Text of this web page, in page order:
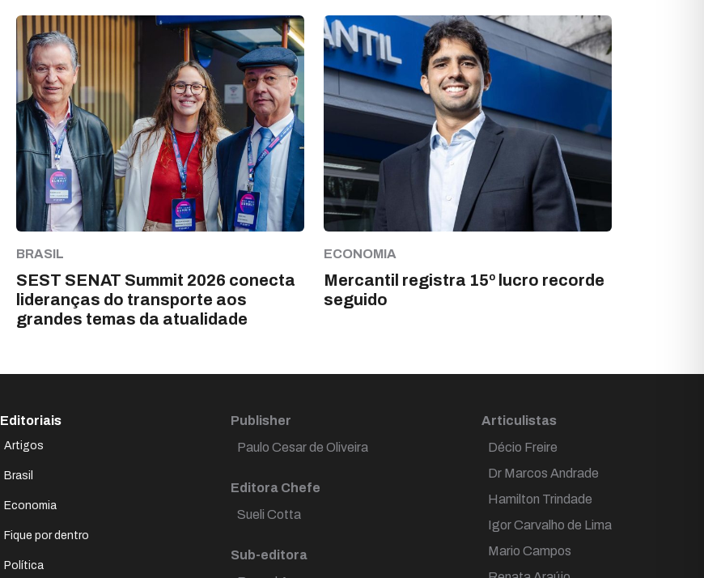
BRASIL
SEST SENAT Summit 2026 conecta
lideranças do transporte aos
grandes temas da atualidade
ECONOMIA
Mercantil registra 15º lucro recorde
seguido
Editoriais
Artigos
Brasil
Economia
Fique por dentro
Política
Publisher
Paulo Cesar de Oliveira
Editora Chefe
Sueli Cotta
Sub-editora
Articulistas
Décio Freire
Dr Marcos Andrade
Hamilton Trindade
Igor Carvalho de Lima
Mario Campos